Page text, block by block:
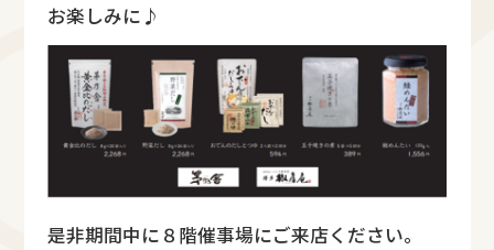
お楽しみに♪
是非期間中に８階催事場にご来店ください。